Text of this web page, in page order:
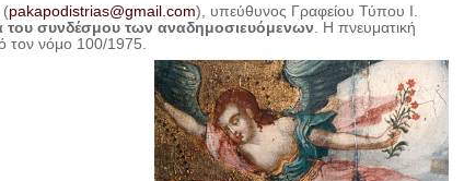
(pakapodistrias@gmail.com), υπεύθυνος Γραφείου Τύπου Ι.
του συνδέσμου των αναδημοσιευόμενων . Ηπνευματική
τον νόμο 100/1975.